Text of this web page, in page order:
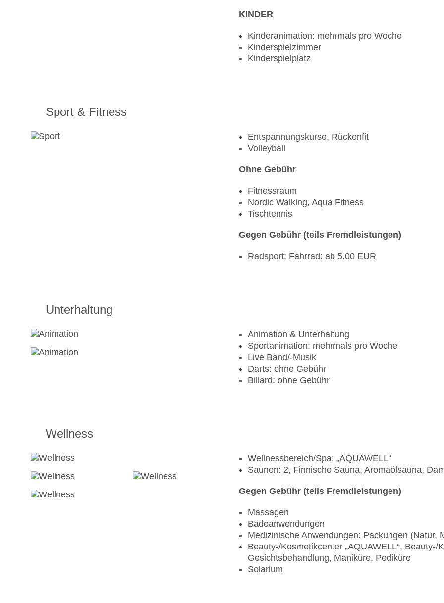
KINDER
Kinderanimation: mehrmals pro Woche
Kinderspielzimmer
Kinderspielplatz
Sport & Fitness
Entspannungskurse, Rückenfit
Volleyball
Ohne Gebühr
Fitnessraum
Nordic Walking, Aqua Fitness
Tischtennis
Gegen Gebühr (teils Fremdleistungen)
Radsport: Fahrrad: ab 5.00 EUR
Unterhaltung
Animation & Unterhaltung
Sportanimation: mehrmals pro Woche
Live Band/-Musik
Darts: ohne Gebühr
Billard: ohne Gebühr
Wellness
Wellnessbereich/Spa: „AQUAWELL“
Saunen: 2, Finnische Sauna, Aromaölsauna,
Gegen Gebühr (teils Fremdleistungen)
Massagen
Badeanwendungen
Medizinische Anwendungen: Packungen (Natur,
Beauty-/Kosmetikcenter „AQUAWELL“,
Gesichtsbehandlung, Maniküre, Pediküre
Solarium